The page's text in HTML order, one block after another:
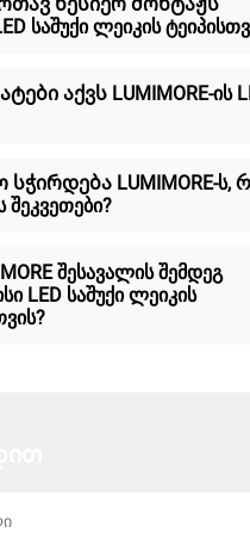
საშუქი ლეიკის
აქვს LUMIMORE-ის
LUMIMORE-ს,
შესავალის შემდეგ
LED საშუქი ლეიკის